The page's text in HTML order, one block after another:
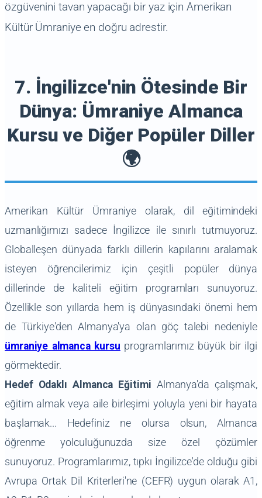
özgüvenini tavan yapacağı bir yaz için Amerikan
Kültür Ümraniye en doğru adrestir.
7. İngilizce'nin Ötesinde Bir
Dünya: Ümraniye Almanca
Kursu ve Diğer Popüler Diller
🌍
Amerikan Kültür Ümraniye olarak, dil eğitimindeki
uzmanlığımızı sadece İngilizce ile sınırlı tutmuyoruz.
Globalleşen dünyada farklı dillerin kapılarını aralamak
isteyen öğrencilerimiz için çeşitli popüler dünya
dillerinde de kaliteli eğitim programları sunuyoruz.
Özellikle son yıllarda hem iş dünyasındaki önemi hem
de Türkiye'den Almanya'ya olan göç talebi nedeniyle
ümraniye almanca kursu programlarımız büyük bir ilgi
görmektedir.
Hedef Odaklı Almanca Eğitimi Almanya'da çalışmak,
eğitim almak veya aile birleşimi yoluyla yeni bir hayata
başlamak... Hedefiniz ne olursa olsun, Almanca
öğrenme yolculuğunuzda size özel çözümler
sunuyoruz. Programlarımız, tıpkı İngilizce'de olduğu gibi
Avrupa Ortak Dil Kriterleri'ne (CEFR) uygun olarak A1,